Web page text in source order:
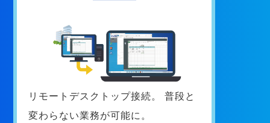
リモートデスクトップ接続。
普段と
変わらない業務が可能に。